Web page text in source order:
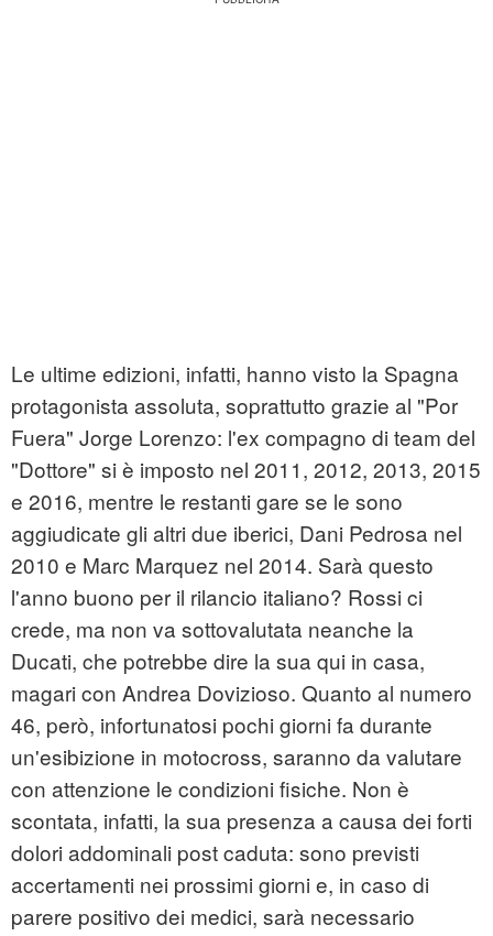
Le ultime edizioni, infatti, hanno visto la Spagna
protagonista assoluta, soprattutto grazie al "Por
Fuera" Jorge Lorenzo: l'ex compagno di team del
"Dottore" si è imposto nel 2011, 2012, 2013, 2015
e 2016, mentre le restanti gare se le sono
aggiudicate gli altri due iberici, Dani Pedrosa nel
2010 e Marc Marquez nel 2014. Sarà questo
l'anno buono per il rilancio italiano? Rossi ci
crede, ma non va sottovalutata neanche la
Ducati, che potrebbe dire la sua qui in casa,
magari con Andrea Dovizioso. Quanto al numero
46, però, infortunatosi pochi giorni fa durante
un'esibizione in motocross, saranno da valutare
con attenzione le condizioni fisiche. Non è
scontata, infatti, la sua presenza a causa dei forti
dolori addominali post caduta: sono previsti
accertamenti nei prossimi giorni e, in caso di
parere positivo dei medici, sarà necessario